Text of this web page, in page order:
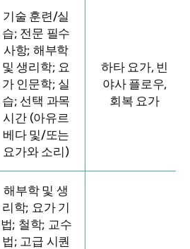
기술 훈련/실
습; 전문 필수
사항; 해부학
및 생리학; 요
가 인문학; 실
습; 선택 과목
시간 (아유르
베다 및/또는
요가와 소리)
하타 요가, 빈
야사 플로우,
회복 요가
해부학 및 생
리학; 요가 기
법; 철학; 교수
법; 고급 시퀀